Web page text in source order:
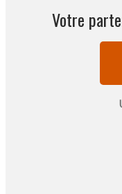
Votre